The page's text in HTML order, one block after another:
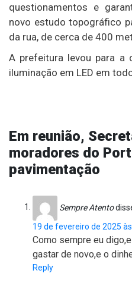
questionamentos e
novo estudo topográfico
da rua, de cerca de 400
A prefeitura levou para a
iluminação em LED em
Em reunião,
moradores do
pavimentação
Sempre Atento
19 de fevereiro de 2025
Como sempre eu
gastar de novo,e o
Reply